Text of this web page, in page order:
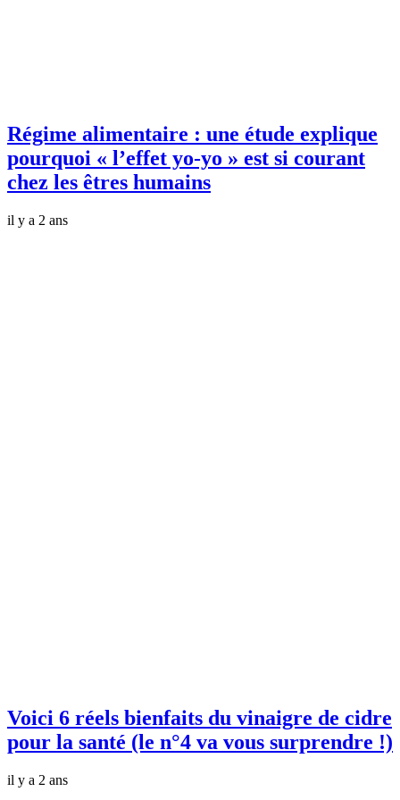
Régime alimentaire : une étude explique
pourquoi « l’effet yo-yo » est si courant
chez les êtres humains
il y a 2 ans
Voici 6 réels bienfaits du vinaigre de cidre
pour la santé (le n°4 va vous surprendre !)
il y a 2 ans